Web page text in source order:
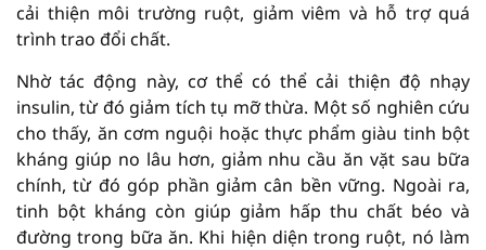
cải thiện môi trường ruột, giảm viêm và hỗ trợ quá
trình trao đổi chất.
Nhờ tác động này, cơ thể có thể cải thiện độ nhạy
insulin, từ đó giảm tích tụ mỡ thừa. Một số nghiên cứu
cho thấy, ăn cơm nguội hoặc thực phẩm giàu tinh bột
kháng giúp no lâu hơn, giảm nhu cầu ăn vặt sau bữa
chính, từ đó góp phần giảm cân bền vững. Ngoài ra,
tinh bột kháng còn giúp giảm hấp thu chất béo và
đường trong bữa ăn. Khi hiện diện trong ruột, nó làm